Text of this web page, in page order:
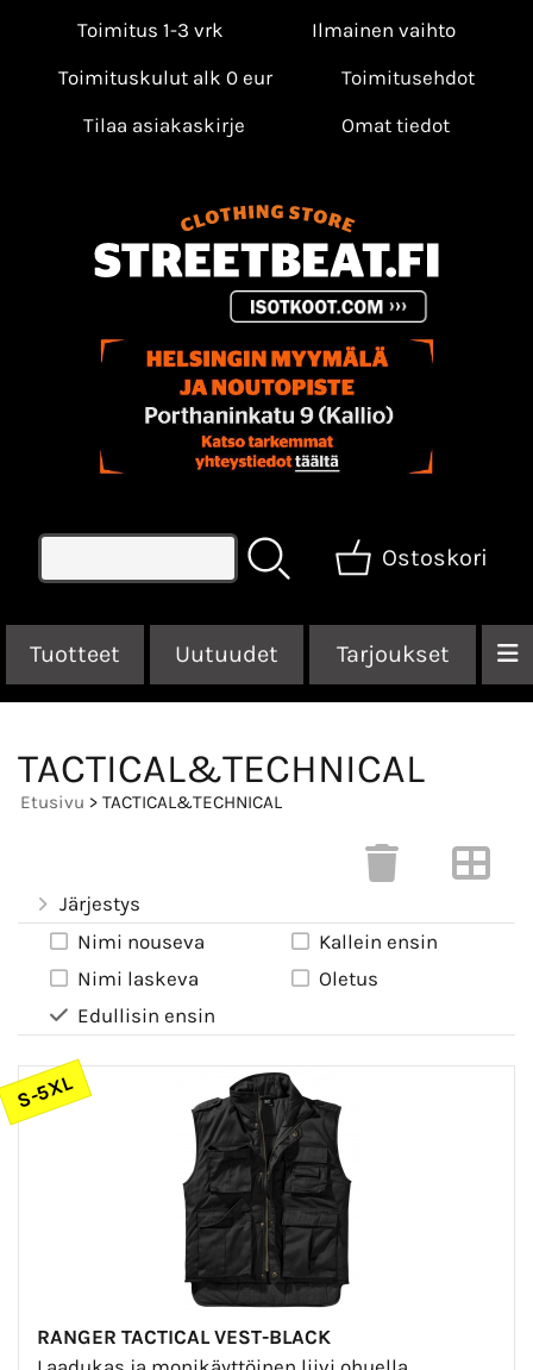
Toimitus 1-3 vrk
Ilmainen vaihto
Toimituskulut alk 0 eur
Toimitusehdot
Tilaa asiakaskirje
Omat tiedot
Ostoskori
Tuotteet Uutuudet Tarjoukset
TACTICAL&TECHNICAL
Etusivu > TACTICAL&TECHNICAL
Järjestys
Nimi nouseva
Nimi laskeva
Edullisin ensin
Kallein ensin
Oletus
S-5XL
RANGER TACTICAL VEST-BLACK